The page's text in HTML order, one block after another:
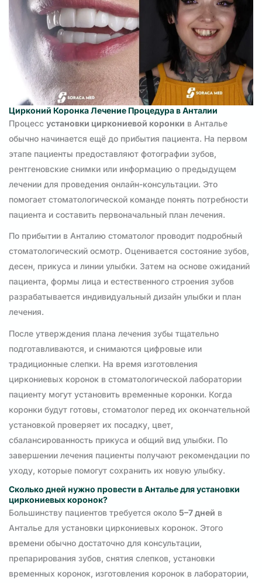
Цирконий Коронка Лечение Процедура в Анталии
Процесс установки циркониевой коронки в Анталье
обычно начинается ещё до прибытия пациента. На первом
этапе пациенты предоставляют фотографии зубов,
рентгеновские снимки или информацию о предыдущем
лечении для проведения онлайн-консультации. Это
помогает стоматологической команде понять потребности
пациента и составить первоначальный план лечения.
По прибытии в Анталию стоматолог проводит подробный
стоматологический осмотр. Оценивается состояние зубов,
десен, прикуса и линии улыбки. Затем на основе ожиданий
пациента, формы лица и естественного строения зубов
разрабатывается индивидуальный дизайн улыбки и план
лечения.
После утверждения плана лечения зубы тщательно
подготавливаются, и снимаются цифровые или
традиционные слепки. На время изготовления
циркониевых коронок в стоматологической лаборатории
пациенту могут установить временные коронки. Когда
коронки будут готовы, стоматолог перед их окончательной
установкой проверяет их посадку, цвет,
сбалансированность прикуса и общий вид улыбки. По
завершении лечения пациенты получают рекомендации по
уходу, которые помогут сохранить их новую улыбку.
Сколько дней нужно провести в Анталье для установки
циркониевых коронок?
Большинству пациентов требуется около 5–7 дней в
Анталье для установки циркониевых коронок. Этого
времени обычно достаточно для консультации,
препарирования зубов, снятия слепков, установки
временных коронок, изготовления коронок в лаборатории,